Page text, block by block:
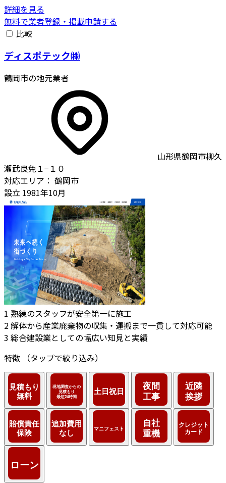
詳細を見る
無料で業者登録・掲載申請する
比較
ディスポテック㈱
鶴岡市の地元業者
山形県鶴岡市柳久
瀬武良免１−１０
対応エリア： 鶴岡市
設立 1981年10月
1 熟練のスタッフが安全第一に施工
2解体から産業廃棄物の収集・運搬まで一貫して対応可能
3 総合建設業としての幅広い知見と実績
特徴
（タップで絞り込み）